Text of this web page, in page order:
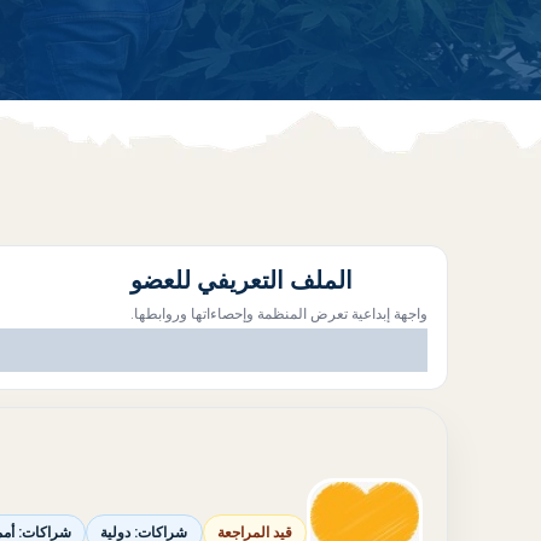
الملف التعريفي للعضو
واجهة إبداعية تعرض المنظمة وإحصاءاتها وروابطها.
قيد المراجعة شراكات: دولية شراكات: